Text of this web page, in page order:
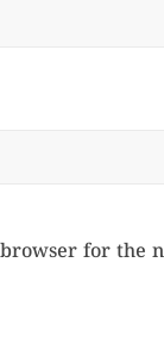
for the